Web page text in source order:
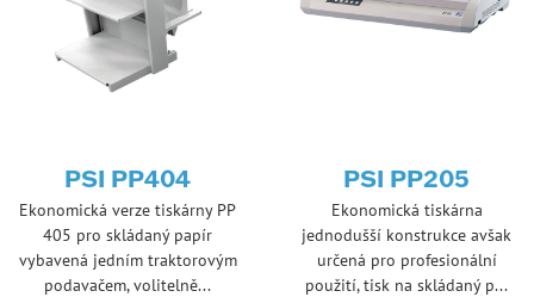
PSI PP404
Ekonomická verze tiskárny PP
405 pro skládaný papír
vybavená jedním traktorovým
podavačem, volitelně...
PSI PP205
Ekonomická tiskárna
jednodušší konstrukce avšak
určená pro profesionální
použití, tisk na skládaný p...